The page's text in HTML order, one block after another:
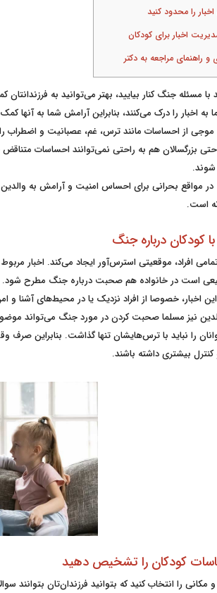
و راهنمای مراجعه به دکتر
با مسئله جنگ کنار بیایید، بهتر می‌توانید به
اخبار را درک می‌کنند، بنابراین آرامش شما به آنها
از احساسات مانند ترس، غم، عصبانیت و اضطراب را
بزرگسالان هم به راحتی نمی‌توانند احساسات
در مواقع بحرانی برای احساس امنیت و آرامش به
است.
کودکان درباره جنگ
افراد، موقعیتی استرس‌‌آور ایجاد می‌کند. اخبار
است در خانواده هم صحبت درباره جنگ مطرح شود.
اخبار، خصوصا از افراد نزدیک یا در محیط‌های
نیز مسلما صحبت کردن در مورد جنگ می‌تواند
را نباید با ترس‌هایشان تنها گذاشت. بنابراین
بیشتری داشته باشند.
و مکانی را انتخاب کنید که بتوانید فرزندان‌تان